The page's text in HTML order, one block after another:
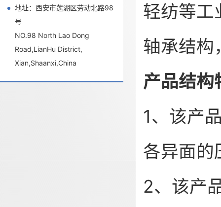
地址：西安市莲湖区劳动北路98
号
NO.98 North Lao Dong
Road,LianHu District,
Xian,Shaanxi,China
轻纺等工
轴承结构
产品结构
1、该产
各异面的
2、该产